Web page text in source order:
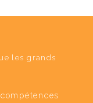
les grands